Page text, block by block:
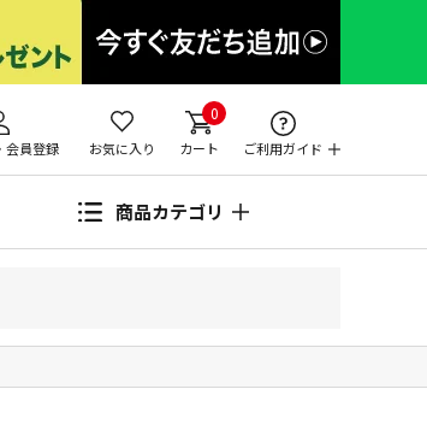
会員登録 お気に入り
0
カート ご利用ガイド
商品カテゴリ